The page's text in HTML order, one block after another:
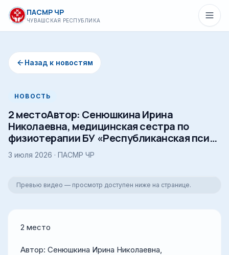
Перейти к основному содержимому
ПАСМР ЧР
ЧУВАШСКАЯ РЕСПУБЛИКА
Назад к новостям
НОВОСТЬ
2 местоАвтор: Сенюшкина Ирина
Николаевна, медицинская сестра по
физиотерапии БУ «Республиканская пси…
3 июля 2026 · ПАСМР ЧР
Превью видео — просмотр доступен ниже на странице.
2 место
Автор: Сенюшкина Ирина Николаевна,